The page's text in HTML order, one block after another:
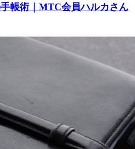
帳術｜MTC会員ハルカさん